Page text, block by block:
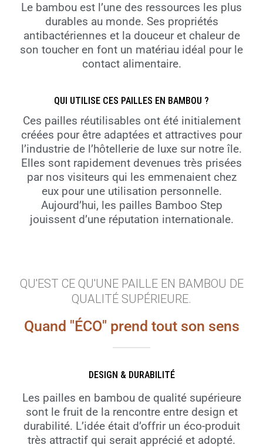
Le bambou est l’une des ressources les plus
durables au monde. Ses propriétés
antibactériennes et la douceur et chaleur de
son toucher en font un matériau idéal pour le
contact alimentaire.
QUI UTILISE CES PAILLES EN BAMBOU ?
Ces pailles réutilisables ont été initialement
créées pour être adaptées et attractives pour
l’industrie de l’hôtellerie de luxe sur notre île.
Elles sont rapidement devenues très prisées
par nos visiteurs qui les emmenaient chez
eux pour une utilisation personnelle.
Aujourd’hui, les pailles Bamboo Step
jouissent d’une réputation internationale.
QU'EST CE QU'UNE PAILLE EN BAMBOU DE
QUALITÉ SUPÉRIEURE.
Quand "ÉCO" prend tout son sens
DESIGN & DURABILITÉ
Les pailles en bambou de qualité supérieure
sont le fruit de la rencontre entre design et
durabilité. L’idée était d’offrir un éco-produit
très attractif qui serait apprécié et adopté.